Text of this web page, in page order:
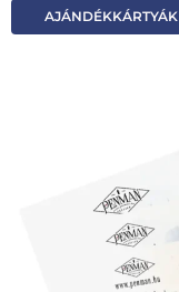
AJÁNDÉKKÁRTYÁK